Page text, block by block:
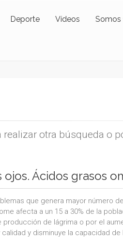
Deporte Vídeos Somos
otra búsqueda o
ojos. Ácidos grasos
que genera mayor número
afecta a un 15 a 30% de la
producción de lágrima o por el
y disminuye la capacidad